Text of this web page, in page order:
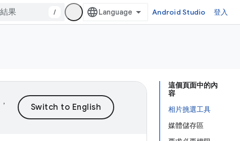
/ Android Studio 登入
這個頁面中的內
容
相片挑選工具
媒體儲存區